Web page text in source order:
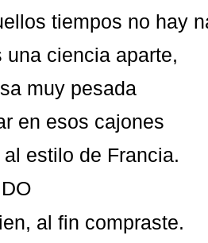
tiempos no hay
una ciencia aparte,
muy pesada
en esos cajones
estilo de Francia.
al fin compraste.